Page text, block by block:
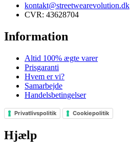
kontakt@streetwearevolution.dk
CVR: 43628704
Information
Altid 100% ægte varer
Prisgaranti
Hvem er vi?
Samarbejde
Handelsbetingelser
Privatlivspolitik Cookiepolitik
Hjælp